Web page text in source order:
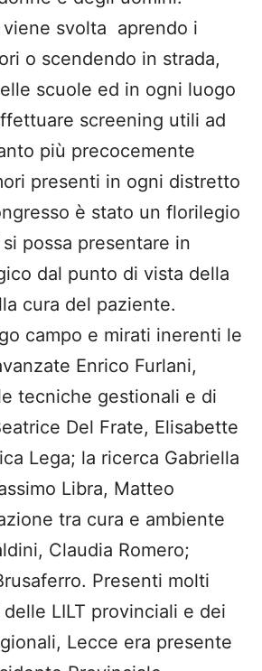
viene svolta aprendo i
o scendendo in strada,
scuole ed in ogni luogo
screening utili ad
più precocemente
presenti in ogni distretto
è stato un florilegio
possa presentare in
dal punto di vista della
cura del paziente.
campo e mirati inerenti le
Enrico Furlani,
tecniche gestionali e di
Del Frate, Elisabette
Lega; la ricerca Gabriella
Libra, Matteo
tra cura e ambiente
Claudia Romero;
Presenti molti
LILT provinciali e dei
Lecce era presente